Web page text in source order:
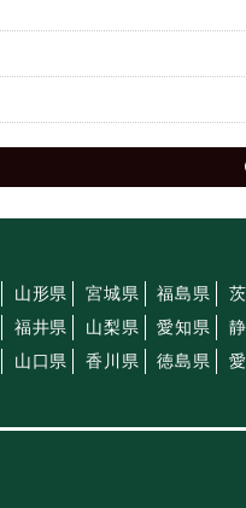
山形県 宮城県 福島県
福井県 山梨県 愛知県
山口県 香川県 徳島県